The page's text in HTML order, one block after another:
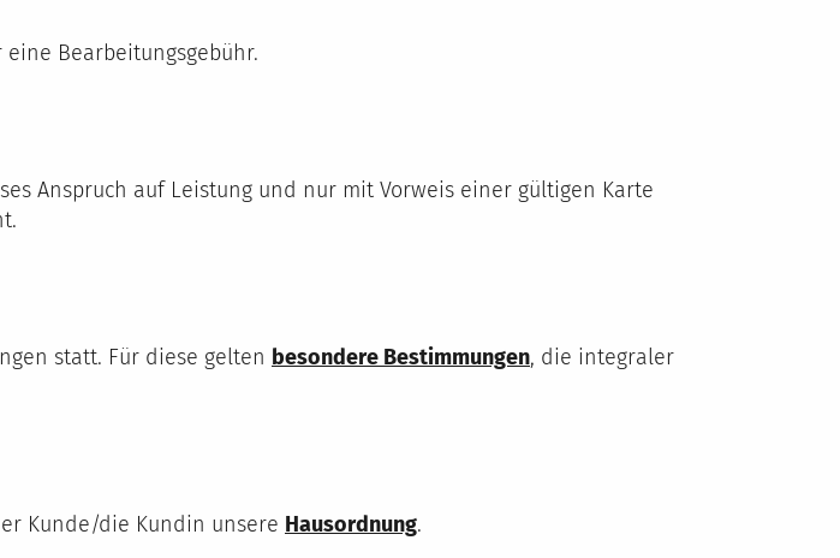
Bearbeitungsgebühr.
Anspruch auf Leistung und nur mit Vorweis einer gültigen Karte
statt. Für diese gelten besondere Bestimmungen, die integraler
Kunde/die Kundin unsere Hausordnung.